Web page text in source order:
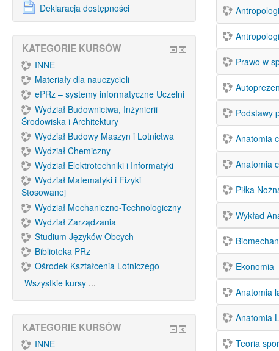
Prawo w
Podstawy
Anatomia
Piłka
Wykład
Ekonomia
Anatomia
Anatomia
Teoria
Deklaracja dostępności
KATEGORIE KURSÓW
INNE
Materiały dla nauczycieli
ePRz – systemy informatyczne Uczelni
Wydział Budownictwa, Inżynierii
Środowiska i Architektury
Wydział Budowy Maszyn i Lotnictwa
Wydział Chemiczny
Wydział Elektrotechniki i Informatyki
Wydział Matematyki i Fizyki
Stosowanej
Wydział Mechaniczno-Technologiczny
Wydział Zarządzania
Studium Języków Obcych
Biblioteka PRz
Ośrodek Kształcenia Lotniczego
Wszystkie kursy ...
KATEGORIE KURSÓW
INNE